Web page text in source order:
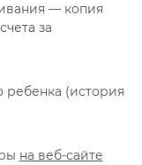
— копия
за
ребенка (история
на веб-сайте